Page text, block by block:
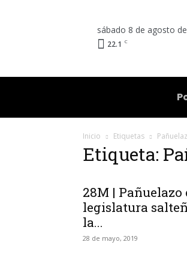
sábado 8 de agosto
22.1 C
Inicio Etiquetas
Etiqueta:
28M | Pañuelazo
legislatura
la...
28 de mayo, 2019